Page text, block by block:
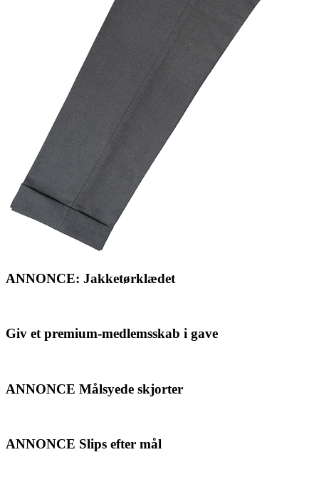
ANNONCE: Jakketørklædet
Giv et premium-medlemsskab i gave
ANNONCE Målsyede skjorter
ANNONCE Slips efter mål